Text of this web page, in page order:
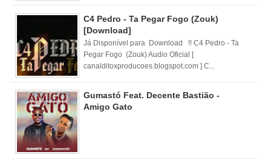
C4 Pedro - Ta Pegar Fogo (Zouk)
[Download]
Já Disponível para Download !! C4 Pedro - Ta
Pegar Fogo (Zouk) Audio Oficial [
canalditoxproducoes.blogspot.com ] C...
Gumastó Feat. Decente Bastião -
Amigo Gato